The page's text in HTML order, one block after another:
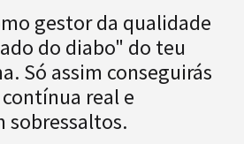
gestor da qualidade
do diabo" do teu
Só assim conseguirás
real e
sobressaltos.